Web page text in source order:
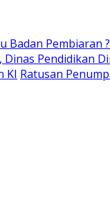
Badan Pembiaran
Dinas Pendidikan
KI Ratusan